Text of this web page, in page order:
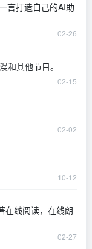
言打造自己的AI助
02-26
和其他节目。
02-15
02-02
10-12
在线阅读，在线朗
02-27